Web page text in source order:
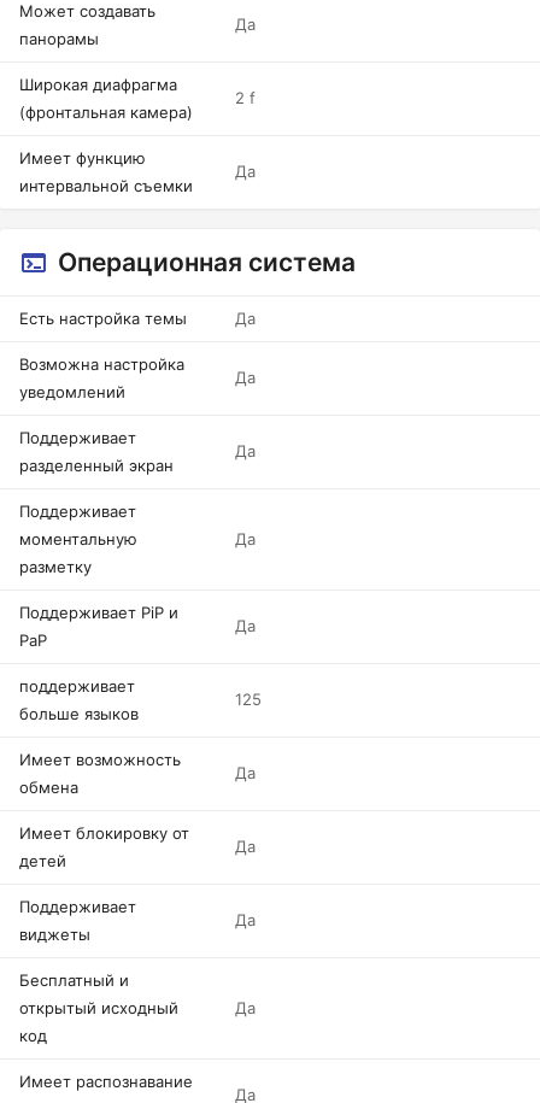
Может создавать
панорамы
Да
Широкая диафрагма
(фронтальная камера)
2 f
Имеет функцию
интервальной съемки
Да
Операционная система
Есть настройка темы Да
Возможна настройка
уведомлений
Да
Поддерживает
разделенный экран
Да
Поддерживает
моментальную
разметку
Да
Поддерживает PiP и
PaP
Да
поддерживает
больше языков
125
Имеет возможность
обмена
Да
Имеет блокировку от
детей
Да
Поддерживает
виджеты
Да
Бесплатный и
открытый исходный
код
Да
Имеет распознавание
Да